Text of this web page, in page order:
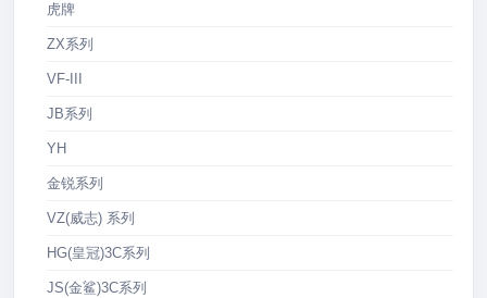
虎牌
ZX系列
VF-III
JB系列
YH
金锐系列
VZ(威志) 系列
HG(皇冠)3C系列
JS(金鲨)3C系列